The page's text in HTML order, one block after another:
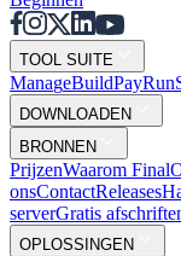
TOOL SUITE
ManageBuildPayRun
DOWNLOADEN
BRONNEN
PrijzenWaarom Final
onsContactReleases
serverGratis
OPLOSSINGEN